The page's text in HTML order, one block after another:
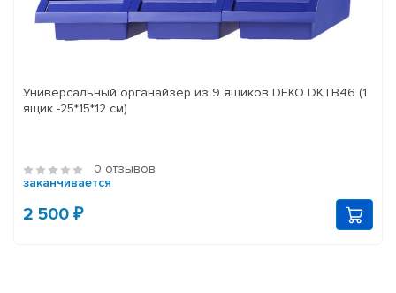
Универсальный органайзер из 9 ящиков DEKO DKTB46 (1
ящик -25*15*12 см)
0 отзывов
заканчивается
2 500 ₽